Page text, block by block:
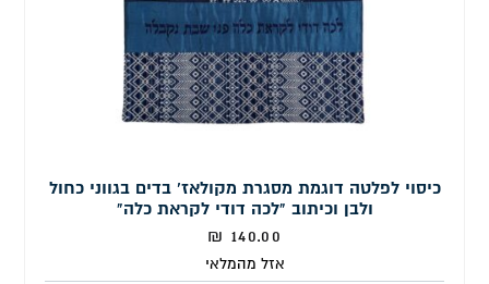
כיסוי לפלטה דוגמת מסגרת מקולאז' בדים בגווני כחול
ולבן וכיתוב "לכה דודי לקראת כלה"
140.00
₪
אזל מהמלאי